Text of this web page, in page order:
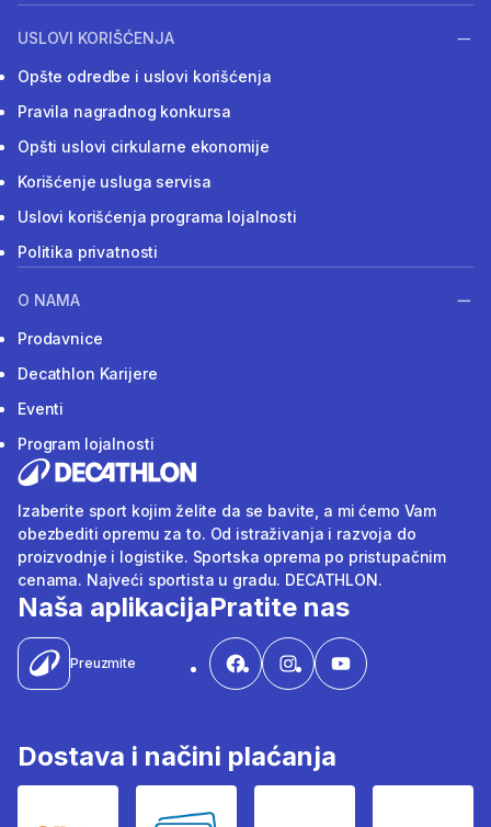
USLOVI KORIŠĆENJA
Opšte odredbe i uslovi korišćenja
Pravila nagradnog konkursa
Opšti uslovi cirkularne ekonomije
Korišćenje usluga servisa
Uslovi korišćenja programa lojalnosti
Politika privatnosti
O NAMA
Prodavnice
Decathlon Karijere
Eventi
Program lojalnosti
Izaberite sport kojim želite da se bavite, a mi ćemo Vam
obezbediti opremu za to. Od istraživanja i razvoja do
proizvodnje i logistike. Sportska oprema po pristupačnim
cenama. Najveći sportista u gradu. DECATHLON.
Naša aplikacija
Preuzmite
Pratite nas
Dostava i načini plaćanja